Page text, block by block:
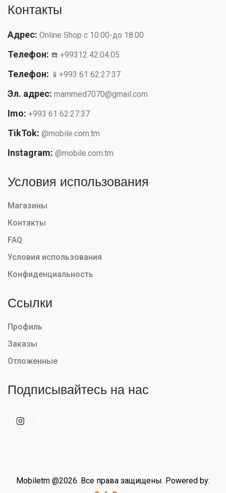
Контакты
Адрес: Online Shop с 10:00-до 18:00
Телефон: ☎️ +99312 42:04:05
Телефон: 📱+993 61 62:27:37
Эл. адрес: mammed7070@gmail.com
Imo: +993 61 62:27:37
TikTok: @mobile.com.tm
Instagram: @mobile.com.tm
Условия использования
Магазины
Контакты
FAQ
Условия использования
Конфиденциальность
Ссылки
Профиль
Заказы
Отложенные
Подписывайтесь на нас
Mobiletm @2026. Все права защищены. Powered by: